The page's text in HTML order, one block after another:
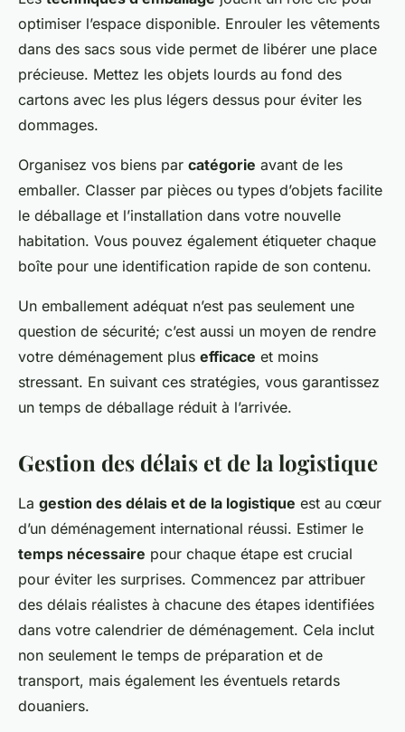
optimiser l’espace disponible. Enrouler les vêtements
dans des sacs sous vide permet de libérer une place
précieuse. Mettez les objets lourds au fond des
cartons avec les plus légers dessus pour éviter les
dommages.
Organisez vos biens par catégorie avant de les
emballer. Classer par pièces ou types d’objets facilite
le déballage et l’installation dans votre nouvelle
habitation. Vous pouvez également étiqueter chaque
boîte pour une identification rapide de son contenu.
Un emballement adéquat n’est pas seulement une
question de sécurité; c’est aussi un moyen de rendre
votre déménagement plus efficace et moins
stressant. En suivant ces stratégies, vous garantissez
un temps de déballage réduit à l’arrivée.
Gestion des délais et de la logistique
La gestion des délais et de la logistique est au cœur
d’un déménagement international réussi. Estimer le
temps nécessaire pour chaque étape est crucial
pour éviter les surprises. Commencez par attribuer
des délais réalistes à chacune des étapes identifiées
dans votre calendrier de déménagement. Cela inclut
non seulement le temps de préparation et de
transport, mais également les éventuels retards
douaniers.